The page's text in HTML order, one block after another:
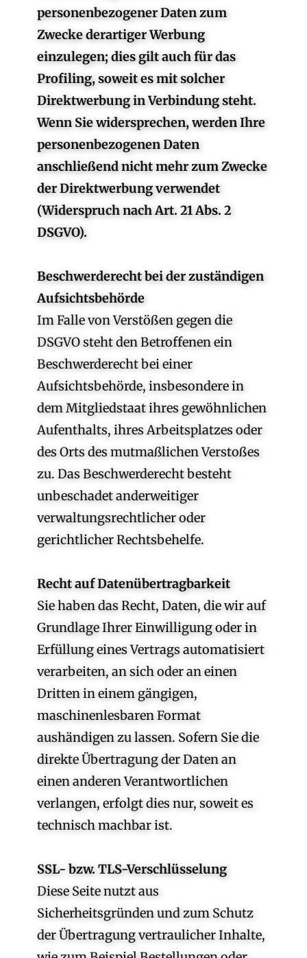
personenbezogener Daten zum
Zwecke derartiger Werbung
einzulegen; dies gilt auch für das
Profiling, soweit es mit solcher
Direktwerbung in Verbindung steht.
Wenn Sie widersprechen, werden Ihre
personenbezogenen Daten
anschließend nicht mehr zum Zwecke
der Direktwerbung verwendet
(Widerspruch nach Art. 21 Abs. 2
DSGVO).
Beschwerderecht bei der zuständigen
Aufsichtsbehörde
Im Falle von Verstößen gegen die
DSGVO steht den Betroffenen ein
Beschwerderecht bei einer
Aufsichtsbehörde, insbesondere in
dem Mitgliedstaat ihres gewöhnlichen
Aufenthalts, ihres Arbeitsplatzes oder
des Orts des mutmaßlichen Verstoßes
zu. Das Beschwerderecht besteht
unbeschadet anderweitiger
verwaltungsrechtlicher oder
gerichtlicher Rechtsbehelfe.
Recht auf Datenübertragbarkeit
Sie haben das Recht, Daten, die wir auf
Grundlage Ihrer Einwilligung oder in
Erfüllung eines Vertrags automatisiert
verarbeiten, an sich oder an einen
Dritten in einem gängigen,
maschinenlesbaren Format
aushändigen zu lassen. Sofern Sie die
direkte Übertragung der Daten an
einen anderen Verantwortlichen
verlangen, erfolgt dies nur, soweit es
technisch machbar ist.
SSL- bzw. TLS-Verschlüsselung
Diese Seite nutzt aus
Sicherheitsgründen und zum Schutz
der Übertragung vertraulicher Inhalte,